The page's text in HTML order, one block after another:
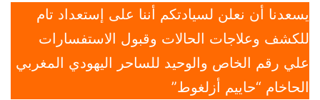
يسعدنا أن نعلن لسيادتكم أننا على إستعداد تام
للكشف وعلاجات الحالات وقبول الاستفسارات
علي رقم الخاص والوحيد للساحر اليهودي المغربي
الحاخام “حاييم أزلغوط”